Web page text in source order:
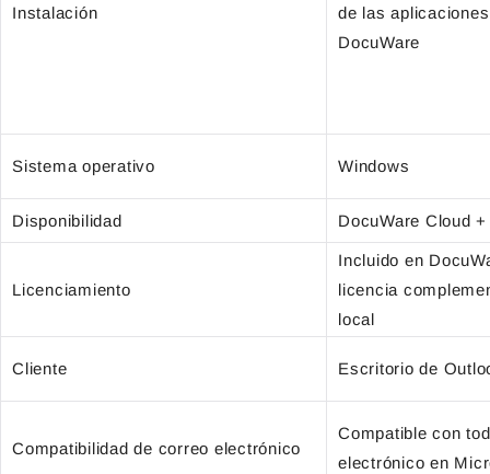
Instalación
de las
DocuWare
Sistema operativo Windows
Disponibilidad DocuWare Cloud
Licenciamiento
Incluido en
licencia
local
Cliente Escritorio de
Compatibilidad de correo electrónico
Compatible con
electrónico en